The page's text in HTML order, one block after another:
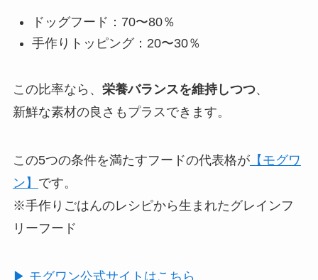
ドッグフード：70〜80％
手作りトッピング：20〜30％
この比率なら、 栄養バランスを維持しつつ、
新鮮な素材の良さもプラスできます。
この5つの条件を満たすフードの代表格が【モグワ
ン】 です。
※手作りごはんのレシピから生まれたグレインフ
リーフード
▶ モグワン公式サイトはこちら